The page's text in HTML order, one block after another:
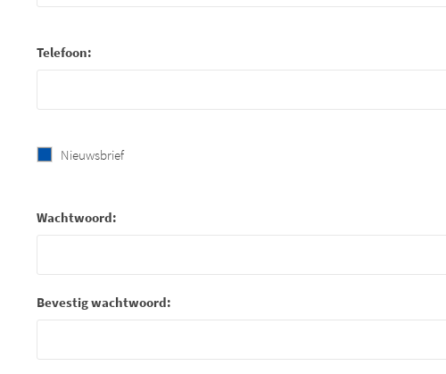
Telefoon:
Nieuwsbrief
Wachtwoord:
Bevestig wachtwoord: